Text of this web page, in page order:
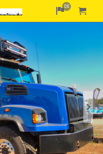
DE
Next